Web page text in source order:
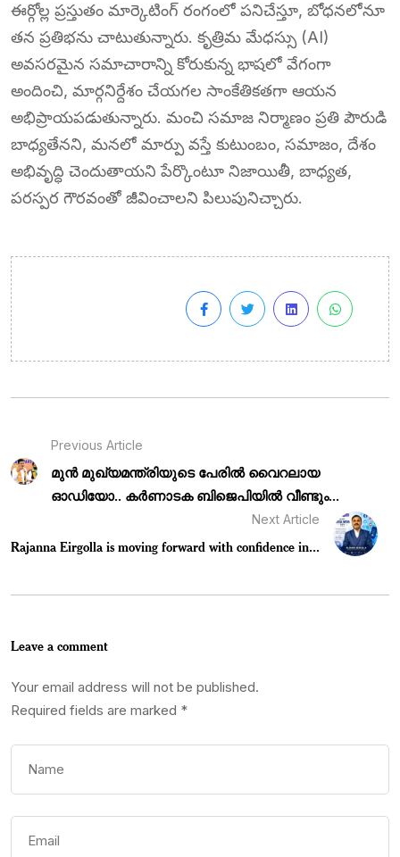
ఈర్గోల్ల ప్రస్తుతం మార్కెటింగ్ రంగంలో పనిచేస్తూ, బోధనలోనూ
తన ప్రతిభను చాటుతున్నారు. కృత్రిమ మేధస్సు (AI)
అవసరమైన సమాచారాన్ని కోరుకున్న భాషలో వేగంగా
అందించి, మార్గనిర్దేశం చేయగల సాంకేతికతగా ఆయన
అభిప్రాయపడుతున్నారు. మంచి సమాజ నిర్మాణం ప్రతి పౌరుడి
బాధ్యతేనని, మనలో మార్పు వస్తే కుటుంబం, సమాజం, దేశం
అభివృద్ధి చెందుతాయని పేర్కొంటూ నిజాయితీ, బాధ్యత,
పరస్పర గౌరవంతో జీవించాలని పిలుపునిచ్చారు.
Previous Article
മുൻ മുഖ്യമന്ത്രിയുടെ പേരിൽ വൈറലായ
ഓഡിയോ.. കർണാടക ബിജെപിയിൽ വീണ്ടും...
Next Article
Rajanna Eirgolla is moving forward with confidence in...
Leave a comment
Your email address will not be published.
Required fields are marked *